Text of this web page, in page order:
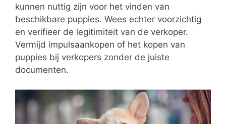
kunnen nuttig zijn voor het vinden van
beschikbare puppies. Wees echter voorzichtig
en verifieer de legitimiteit van de verkoper.
Vermijd impulsaankopen of het kopen van
puppies bij verkopers zonder de juiste
documenten.